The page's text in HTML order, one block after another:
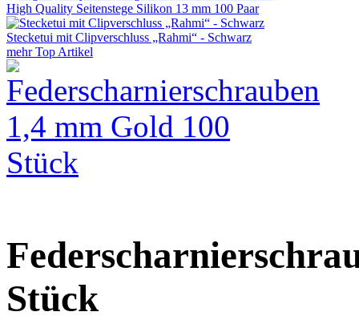
High Quality Seitenstege Silikon 13 mm 100 Paar
Stecketui mit Clipverschluss „Rahmi“ - Schwarz
mehr Top Artikel
Stück